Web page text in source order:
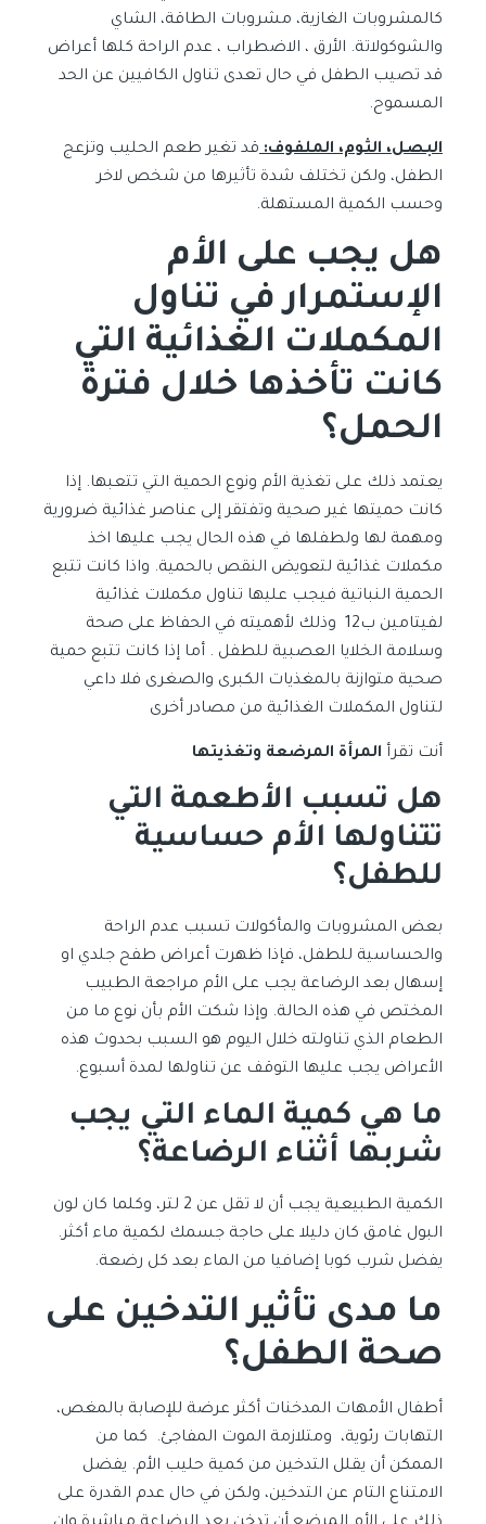
كالمشروبات الغازية، مشروبات الطاقة، الشاي
والشوكولاتة. الأرق ، الاضطراب ، عدم الراحة كلها أعراض
قد تصيب الطفل في حال تعدى تناول الكافيين عن الحد
المسموح.
البصل، الثوم، الملفوف:قد تغير طعم الحليب وتزعج
الطفل، ولكن تختلف شدة تأثيرها من شخص لاخر
وحسب الكمية المستهلة.
هل يجب على الأم
الإستمرار في تناول
المكملات الغذائية التي
كانت تأخذها خلال فترة
الحمل؟
يعتمد ذلك على تغذية الأم ونوع الحمية التي تتعبها. إذا
كانت حميتها غير صحية وتفتقر إلى عناصر غذائية ضرورية
ومهمة لها ولطفلها في هذه الحال يجب عليها اخذ
مكملات غذائية لتعويض النقص بالحمية. واذا كانت تتبع
الحمية النباتية فيجب عليها تناول مكملات غذائية
لفيتامين ب12 وذلك لأهميته في الحفاظ على صحة
وسلامة الخلايا العصبية للطفل . أما إذا كانت تتبع حمية
صحية متوازنة بالمغذيات الكبرى والصغرى فلا داعي
لتناول المكملات الغذائية من مصادر أخرى
أنت تقرأ المرأة المرضعة وتغذيتها
هل تسبب الأطعمة التي
تتناولها الأم حساسية
للطفل؟
بعض المشروبات والمأكولات تسبب عدم الراحة
والحساسية للطفل، فإذا ظهرت أعراض طفح جلدي او
إسهال بعد الرضاعة يجب على الأم مراجعة الطبيب
المختص في هذه الحالة. وإذا شكت الأم بأن نوع ما من
الطعام الذي تناولته خلال اليوم هو السبب بحدوث هذه
الأعراض يجب عليها التوقف عن تناولها لمدة أسبوع.
ما هي كمية الماء التي يجب
شربها أثناء الرضاعة؟
الكمية الطبيعية يجب أن لا تقل عن 2 لتر، وكلما كان لون
البول غامق كان دليلا على حاجة جسمك لكمية ماء أكثر.
يفضل شرب كوبا إضافيا من الماء بعد كل رضعة.
ما مدى تأثير التدخين على
صحة الطفل؟
أطفال الأمهات المدخنات أكثر عرضة للإصابة بالمغص،
التهابات رئوية، ومتلازمة الموت المفاجئ. كما من
الممكن أن يقلل التدخين من كمية حليب الأم. يفضل
الامتناع التام عن التدخين، ولكن في حال عدم القدرة على